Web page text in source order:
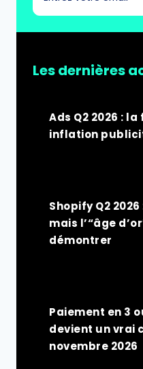
Les dernières
Ads Q2 2026 :
inflation
Shopify Q2
mais l’“âge
démontrer
Paiement en 3
devient un vrai
novembre 2026